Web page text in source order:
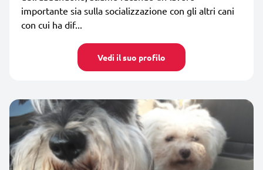
importante sia sulla socializzazione con gli altri cani
con cui ha dif...
Vedi il suo profilo